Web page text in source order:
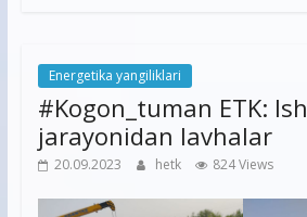
Energetika yangiliklari
#Kogon_tuman ETK: Ish
jarayonidan lavhalar
20.09.2023 hetk 824 Views